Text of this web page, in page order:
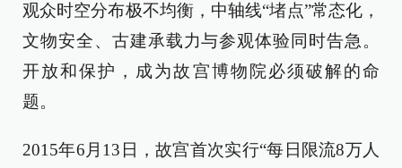
观众时空分布极不均衡，中轴线“堵点”常态化，
文物安全、古建承载力与参观体验同时告急。
开放和保护，成为故宫博物院必须破解的命
题。
2015年6月13日，故宫首次实行“每日限流8万人